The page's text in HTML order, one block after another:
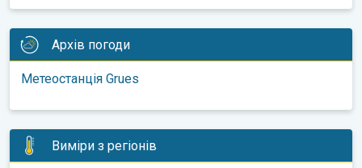
Архів погоди
Метеостанція Grues
Виміри з регіонів